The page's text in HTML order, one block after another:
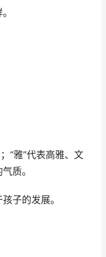
“雅”代表高雅、文
质。
子的发展。